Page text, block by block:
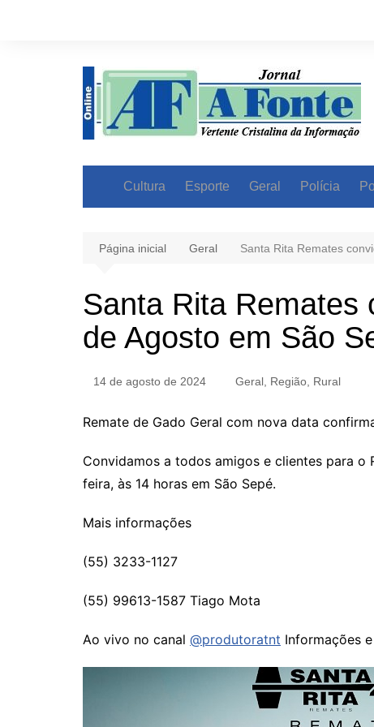
Cultura Esporte Geral Polícia
Página inicial Geral Santa Rita Remates
Santa Rita Remates
de Agosto em São
14 de agosto de 2024 Geral Região Rural
Remate de Gado Geral com nova data
Convidamos a todos amigos e clientes para o
feira, às 14 horas em São Sepé.
Mais informações
(55) 3233-1127
(55) 99613-1587 Tiago Mota
Ao vivo no canal @produtoratnt Informações